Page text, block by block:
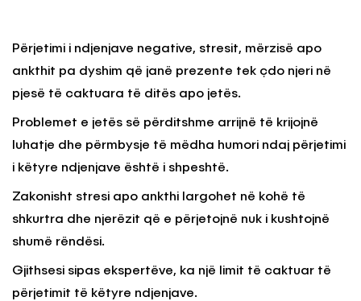
Përjetimi i ndjenjave negative, stresit, mërzisë apo
ankthit pa dyshim që janë prezente tek çdo njeri në
pjesë të caktuara të ditës apo jetës.
Problemet e jetës së përditshme arrijnë të krijojnë
luhatje dhe përmbysje të mëdha humori ndaj përjetimi
i këtyre ndjenjave është i shpeshtë.
Zakonisht stresi apo ankthi largohet në kohë të
shkurtra dhe njerëzit që e përjetojnë nuk i kushtojnë
shumë rëndësi.
Gjithsesi sipas ekspertëve, ka një limit të caktuar të
përjetimit të këtyre ndjenjave.